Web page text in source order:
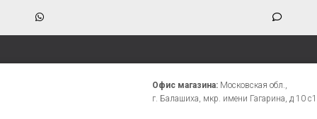
Офис магазина: Московская обл.,
г. Балашиха, мкр. имени Гагарина, д 10 с1